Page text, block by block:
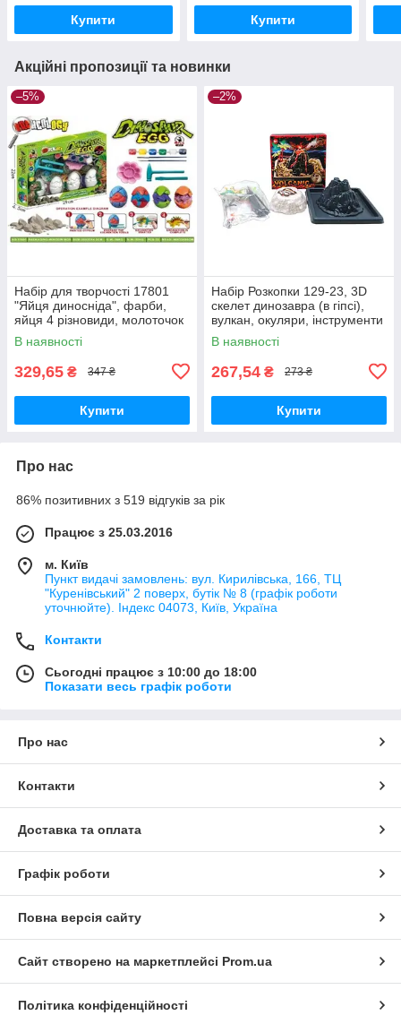
Купити Купити
Акційні пропозиції та новинки
–5%
Набір для творчості 17801
"Яйця диносніда", фарби,
яйця 4 різновиди, молоточок
В наявності
329,65 ₴ 347 ₴
Купити
–2%
Набір Розкопки 129-23, 3D
скелет динозавра (в гіпсі),
вулкан, окуляри, інструменти
В наявності
267,54 ₴ 273 ₴
Купити
Про нас
86% позитивних з 519 відгуків за рік
Працює з 25.03.2016
м. Київ
Пункт видачі замовлень: вул. Кирилівська, 166, ТЦ
"Куренівський" 2 поверх, бутік № 8 (графік роботи
уточнюйте). Індекс 04073, Київ, Україна
Контакти
Сьогодні працює з 10:00 до 18:00
Показати весь графік роботи
Про нас
Контакти
Доставка та оплата
Графік роботи
Повна версія сайту
Сайт створено на маркетплейсі Prom.ua
Політика конфіденційності